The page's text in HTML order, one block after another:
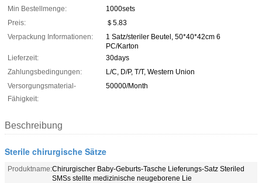
Min Bestellmenge:
1000sets
Preis:
＄5.83
Verpackung Informationen:
1 Satz/steriler Beutel, 50*40*42cm 6
PC/Karton
Lieferzeit:
30days
Zahlungsbedingungen:
L/C, D/P, T/T, Western Union
Versorgungsmaterial-
Fähigkeit:
50000/Month
Beschreibung
Sterile chirurgische Sätze
Produktname:Chirurgischer Baby-Geburts-Tasche Lieferungs-Satz Steriled
SMSs stellte medizinische neugeborene Lie